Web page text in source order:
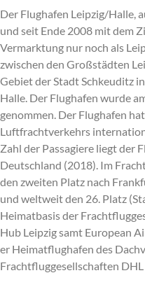
Der Flughafen Leipzig/Halle,
und seit Ende 2008 mit dem
Vermarktung nur noch als
zwischen den Großstädten
Gebiet der Stadt Schkeuditz
Halle. Der Flughafen wurde
genommen. Der Flughafen
Luftfrachtverkehrs
Zahl der Passagiere liegt der
Deutschland (2018). Im
den zweiten Platz nach
und weltweit den 26. Platz
Heimatbasis der
Hub Leipzig samt European
er Heimatflughafen des
Frachtfluggesellschaften